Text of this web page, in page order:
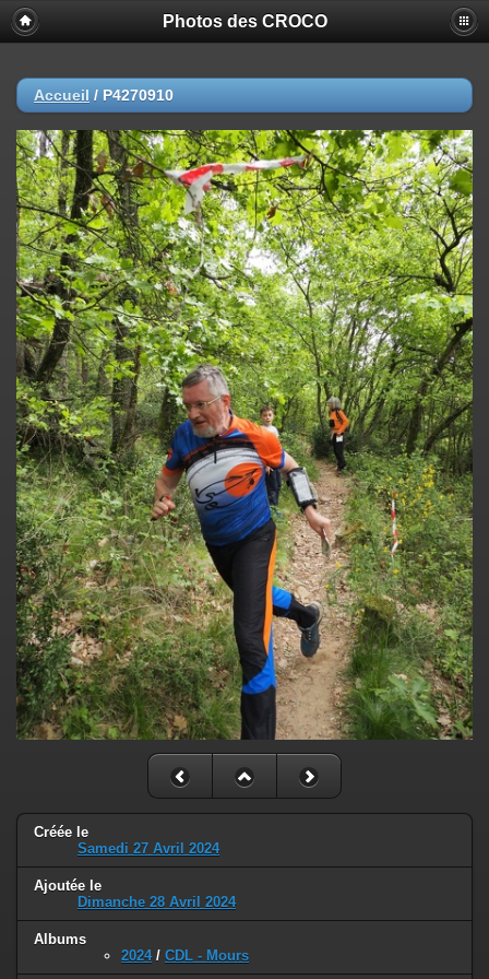
Photos des CROCO
Accueil / P4270910
Créée le
Samedi 27 Avril 2024
Ajoutée le
Dimanche 28 Avril 2024
Albums
2024/ CDL - Mours